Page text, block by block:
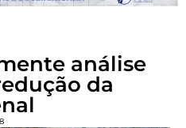
análise
da